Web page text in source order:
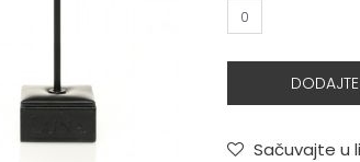
0
Sačuvajte u